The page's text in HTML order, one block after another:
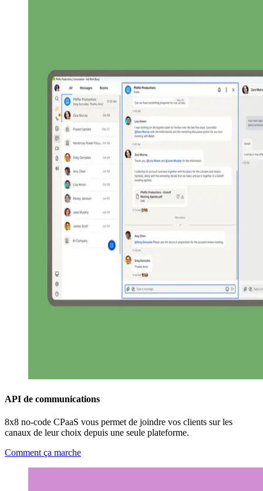
API de communications
8x8 no-code CPaaS vous permet de joindre vos clients sur les
canaux de leur choix depuis une seule plateforme.
Comment ça marche